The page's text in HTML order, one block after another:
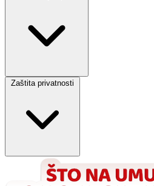
Zaštita privatnosti